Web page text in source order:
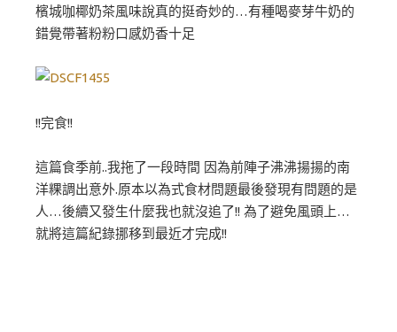
檳城咖椰奶茶風味說真的挺奇妙的…有種喝麥芽牛奶的
錯覺帶著粉粉口感奶香十足
!!完食!!
這篇食季前..我拖了一段時間 因為前陣子沸沸揚揚的南
洋粿調出意外.原本以為式食材問題最後發現有問題的是
人…後續又發生什麼我也就沒追了!! 為了避免風頭上…
就將這篇紀錄挪移到最近才完成!!